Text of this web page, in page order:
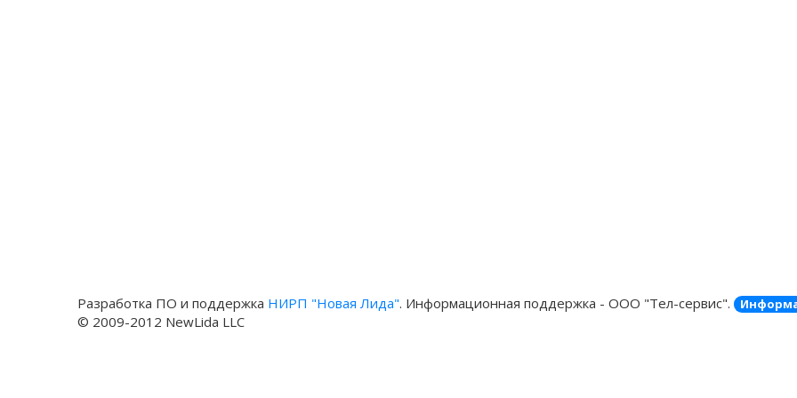
Разработка ПО и поддержка НИРП "Новая Лида". Информационная поддержка - ООО "Тел-сервис".
© 2009-2012 NewLida LLC